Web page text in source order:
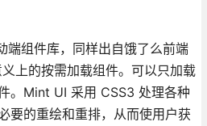
端组件库，同样出自饿了么前端
上的按需加载组件。可以只加载
。Mint UI 采用 CSS3 处理各种
要的重绘和重排，从而使用户获